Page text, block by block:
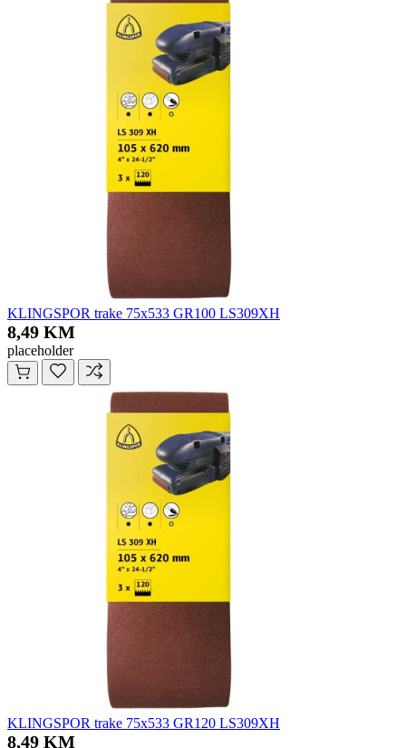
KLINGSPOR trake 75x533 GR100 LS309XH
8,49 KM
placeholder
KLINGSPOR trake 75x533 GR120 LS309XH
8,49 KM